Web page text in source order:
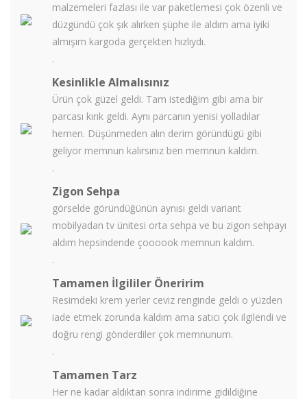
malzemeleri fazlası ile var paketlemesi çok özenli ve
düzgündü çok şık alırken şüphe ile aldım ama iyiki
almışım kargoda gerçekten hızlıydı.
.
Kesinlikle Almalısınız
Ürün çok güzel geldi. Tam istediğim gibi ama bir
parcası kırık geldi. Aynı parcanın yenisi yolladılar
hemen. Düşünmeden alın derim göründügü gibi
geliyor memnun kalırsınız ben memnun kaldım.
.
Zigon Sehpa
görselde göründüğünün aynısı geldi variant
mobilyadan tv ünitesi orta sehpa ve bu zigon sehpayı
aldım hepsindende çoooook memnun kaldım.
.
Tamamen İlgililer Öneririm
Resimdeki krem yerler ceviz renginde geldi o yüzden
iade etmek zorunda kaldım ama satıcı çok ilgilendi ve
doğru rengi gönderdiler çok memnunum.
.
Tamamen Tarz
Her ne kadar aldıktan sonra indirime gidildiğine